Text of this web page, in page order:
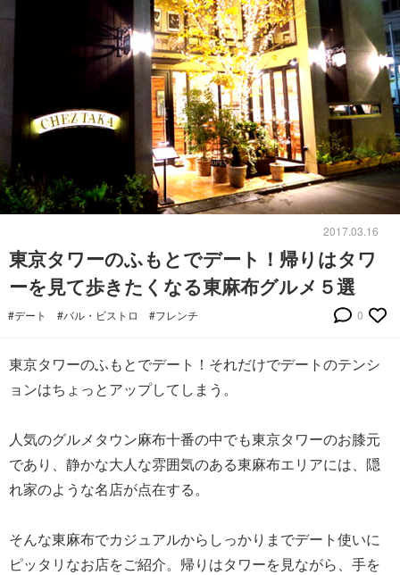
2017.03.16
東京タワーのふもとでデート！帰りはタワ
ーを見て歩きたくなる東麻布グルメ５選
#デート #バル・ビストロ #フレンチ 0
東京タワーのふもとでデート！それだけでデートのテンシ
ョンはちょっとアップしてしまう。
人気のグルメタウン麻布十番の中でも東京タワーのお膝元
であり、静かな大人な雰囲気のある東麻布エリアには、隠
れ家のような名店が点在する。
そんな東麻布でカジュアルからしっかりまでデート使いに
ピッタリなお店をご紹介。帰りはタワーを見ながら、手を